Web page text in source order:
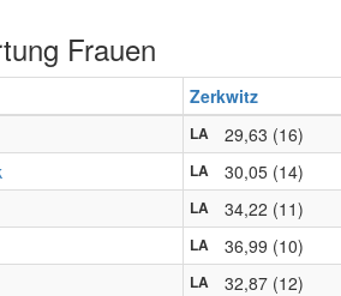
Frauen
Zerkwitz
LA 29,63 (16)
LA 30,05 (14)
LA 34,22 (11)
LA 36,99 (10)
LA 32,87 (12)